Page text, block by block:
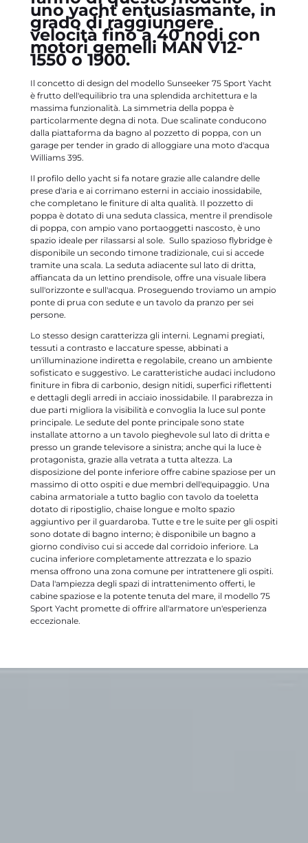
uno yacht entusiasmante, in
grado di raggiungere
velocità fino a 40 nodi con
motori gemelli MAN V12-
1550 o 1900.
Il concetto di design del modello Sunseeker 75 Sport Yacht
è frutto dell'equilibrio tra una splendida architettura e la
massima funzionalità. La simmetria della poppa è
particolarmente degna di nota. Due scalinate conducono
dalla piattaforma da bagno al pozzetto di poppa, con un
garage per tender in grado di alloggiare una moto d'acqua
Williams 395.
Il profilo dello yacht si fa notare grazie alle calandre delle
prese d'aria e ai corrimano esterni in acciaio inossidabile,
che completano le finiture di alta qualità. Il pozzetto di
poppa è dotato di una seduta classica, mentre il prendisole
di poppa, con ampio vano portaoggetti nascosto, è uno
spazio ideale per rilassarsi al sole. Sullo spazioso flybridge è
disponibile un secondo timone tradizionale, cui si accede
tramite una scala. La seduta adiacente sul lato di dritta,
affiancata da un lettino prendisole, offre una visuale libera
sull'orizzonte e sull'acqua. Proseguendo troviamo un ampio
ponte di prua con sedute e un tavolo da pranzo per sei
persone.
Lo stesso design caratterizza gli interni. Legnami pregiati,
tessuti a contrasto e laccature spesse, abbinati a
un'illuminazione indiretta e regolabile, creano un ambiente
sofisticato e suggestivo. Le caratteristiche audaci includono
finiture in fibra di carbonio, design nitidi, superfici riflettenti
e dettagli degli arredi in acciaio inossidabile. Il parabrezza in
due parti migliora la visibilità e convoglia la luce sul ponte
principale. Le sedute del ponte principale sono state
installate attorno a un tavolo pieghevole sul lato di dritta e
presso un grande televisore a sinistra; anche qui la luce è
protagonista, grazie alla vetrata a tutta altezza. La
disposizione del ponte inferiore offre cabine spaziose per un
massimo di otto ospiti e due membri dell'equipaggio. Una
cabina armatoriale a tutto baglio con tavolo da toeletta
dotato di ripostiglio, chaise longue e molto spazio
aggiuntivo per il guardaroba. Tutte e tre le suite per gli ospiti
sono dotate di bagno interno; è disponibile un bagno a
giorno condiviso cui si accede dal corridoio inferiore. La
cucina inferiore completamente attrezzata e lo spazio
mensa offrono una zona comune per intrattenere gli ospiti.
Data l'ampiezza degli spazi di intrattenimento offerti, le
cabine spaziose e la potente tenuta del mare, il modello 75
Sport Yacht promette di offrire all'armatore un'esperienza
eccezionale.